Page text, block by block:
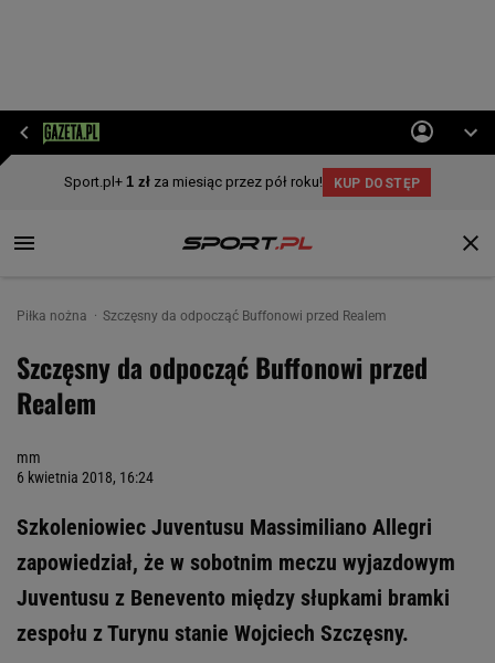
Piłka nożna Szczęsny da odpocząć Buffonowi przed Realem
Szczęsny da odpocząć Buffonowi przed
Realem
mm
6 kwietnia 2018, 16:24
Szkoleniowiec Juventusu Massimiliano Allegri
zapowiedział, że w sobotnim meczu wyjazdowym
Juventusu z Benevento między słupkami bramki
zespołu z Turynu stanie Wojciech Szczęsny.